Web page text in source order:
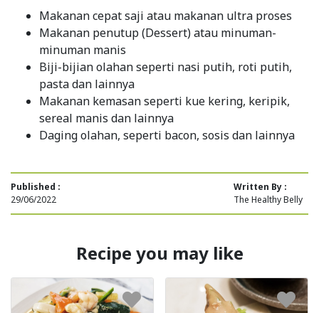
Makanan cepat saji atau makanan ultra proses
Makanan penutup (Dessert) atau minuman-
minuman manis
Biji-bijian olahan seperti nasi putih, roti putih,
pasta dan lainnya
Makanan kemasan seperti kue kering, keripik,
sereal manis dan lainnya
Daging olahan, seperti bacon, sosis dan lainnya
Published :
29/06/2022
Written By :
The Healthy Belly
Recipe you may like